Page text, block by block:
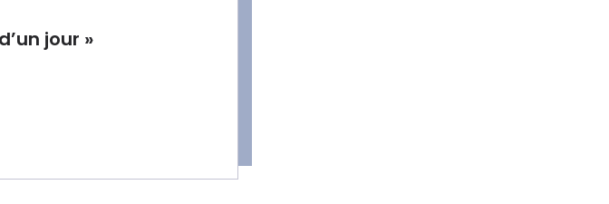
jour »